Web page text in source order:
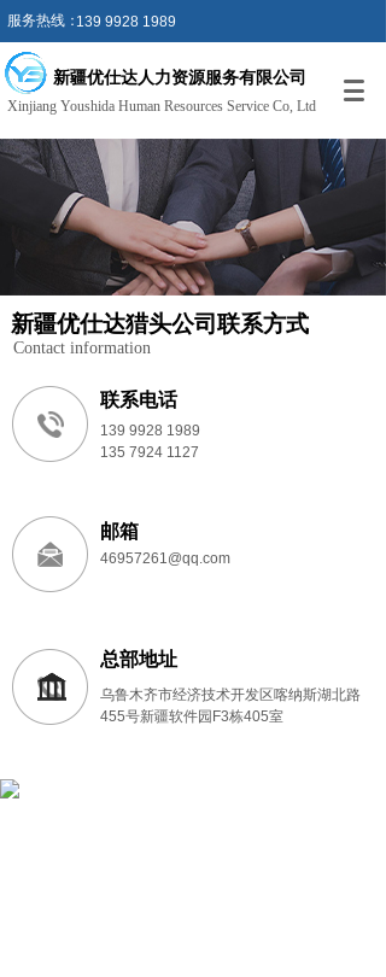
139 9928 1989
服务热线：
Xinjiang Youshida Human Resources Service Co, Ltd
新疆优仕达人力资源服务有限公司
新疆优仕达猎头公司联系方式
Contact information
联系电话
139 9928 1989
135 7924 1127
邮箱
46957261@qq.com
总部地址
乌鲁木齐市经济技术开发区喀纳斯湖北路
455号新疆软件园F3栋405室